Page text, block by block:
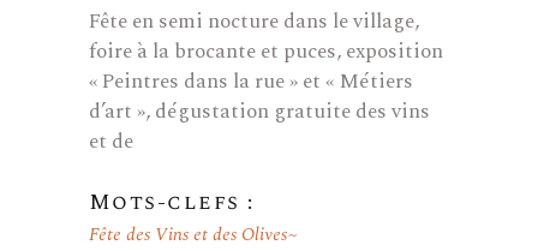
Fête en semi nocture dans le village,
foire à la brocante et puces, exposition
« Peintres dans la rue » et « Métiers
d’art », dégustation gratuite des vins
et de
Mots-clefs :
Fête des Vins et des Olives